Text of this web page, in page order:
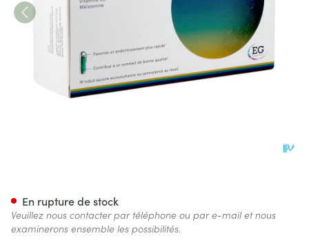
En rupture de stock
Veuillez nous contacter par téléphone ou par e-mail et nous
examinerons ensemble les possibilités.